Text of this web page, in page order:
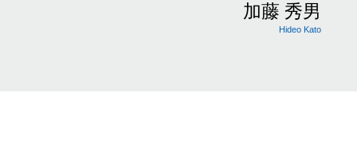
加藤 秀男
Hideo Kato